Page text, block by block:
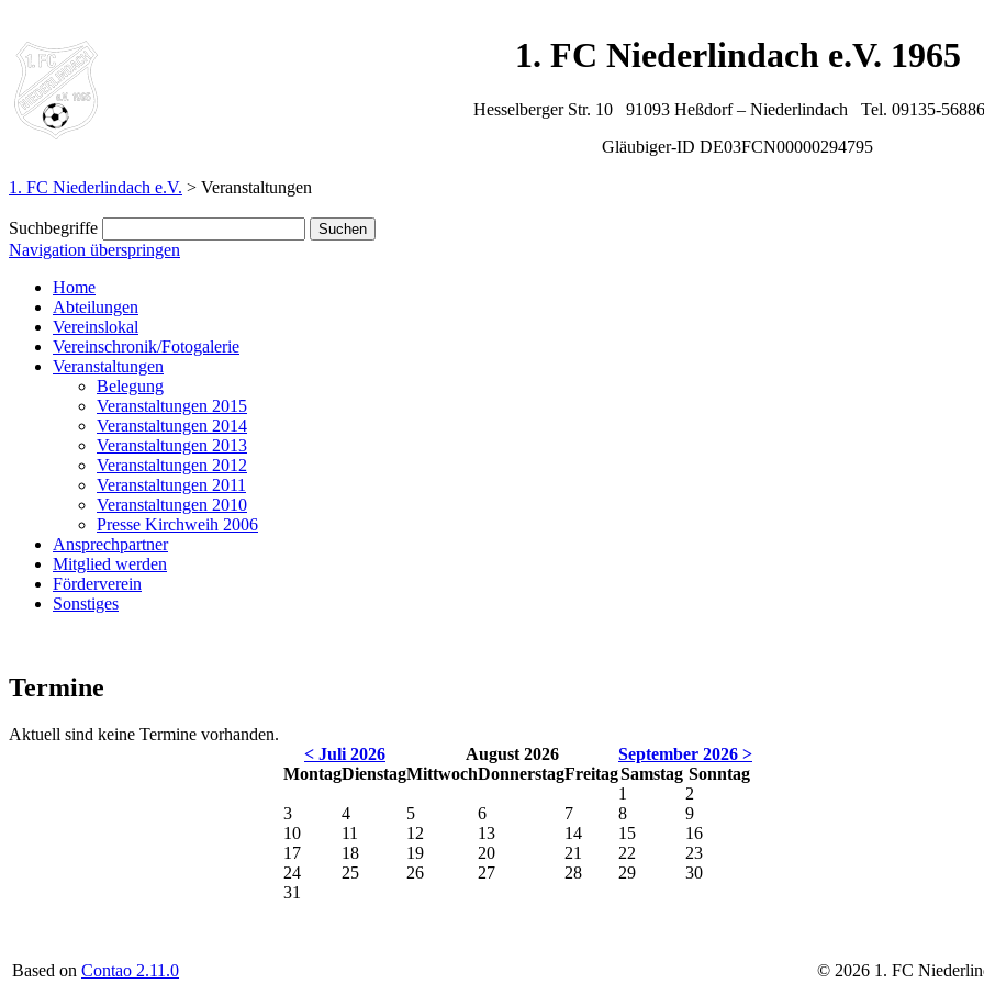
1. FC Niederlindach e.V. 1965
Hesselberger Str. 10 91093 Heßdorf – Niederlindach Tel. 09135-
Gläubiger-ID DE03FCN00000294795
1. FC Niederlindach e.V. > Veranstaltungen
Suchbegriffe
Navigation überspringen
Home
Abteilungen
Vereinslokal
Vereinschronik/Fotogalerie
Veranstaltungen
Belegung
Veranstaltungen 2015
Veranstaltungen 2014
Veranstaltungen 2013
Veranstaltungen 2012
Veranstaltungen 2011
Veranstaltungen 2010
Presse Kirchweih 2006
Ansprechpartner
Mitglied werden
Förderverein
Sonstiges
Termine
Aktuell sind keine Termine vorhanden.
< Juli 2026
August 2026
September 2026 >
MontagDienstagMittwochDonnerstagFreitagSamstag Sonntag
1
2
3
4 5 6 7 8
9
10
11 12 13 14 15
16
17
18 19 20 21 22
23
24
25 26 27 28 29
30
31
Based on Contao 2.11.0 © 2026 1. FC